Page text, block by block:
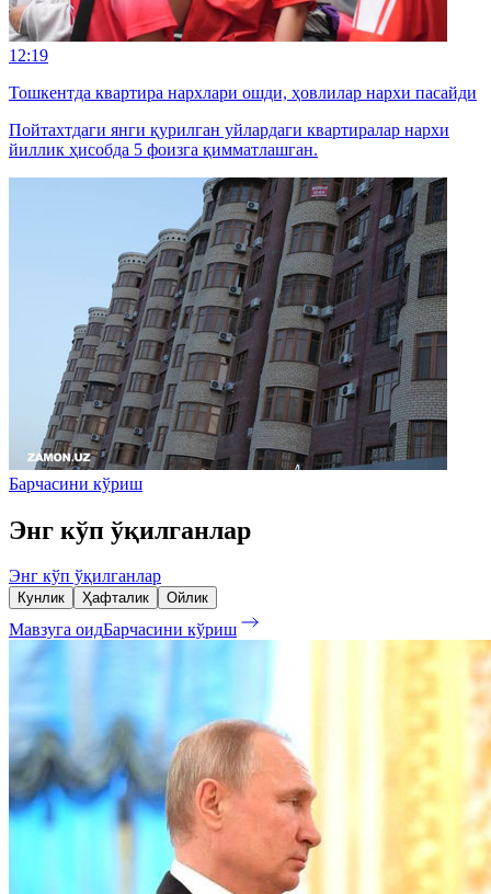
12:19
Тошкентда квартира нархлари ошди, ҳовлилар нархи пасайди
Пойтахтдаги янги қурилган уйлардаги квартиралар нархи
йиллик ҳисобда 5 фоизга қимматлашган.
Барчасини кўриш
Энг кўп ўқилганлар
Энг кўп ўқилганлар
Кунлик Ҳафталик Ойлик
Мавзуга оидБарчасини кўриш